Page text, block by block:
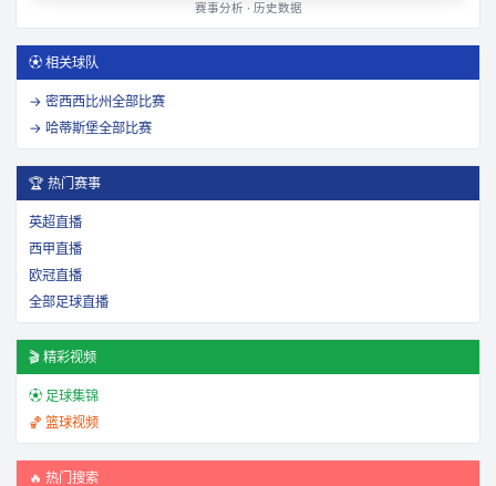
赛事分析 · 历史数据
⚽ 相关球队
→ 密西西比州全部比赛
→ 哈蒂斯堡全部比赛
🏆 热门赛事
英超直播
西甲直播
欧冠直播
全部足球直播
🎬 精彩视频
⚽ 足球集锦
🏀 篮球视频
🔥 热门搜索